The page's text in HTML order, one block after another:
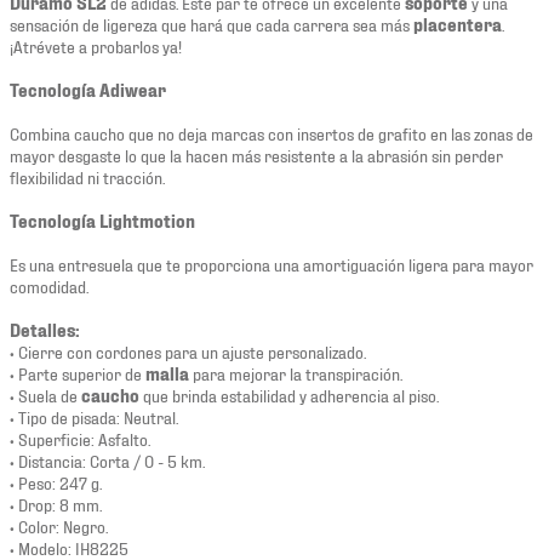
sensación de ligereza que hará que cada carrera sea másplacentera
¡Atrévete a probarlos ya!
Tecnología Adiwear
Combina caucho que no deja marcas con insertos de grafito en las zonas de
mayor desgaste lo que la hacen más resistente a la abrasión sin perder
flexibilidad ni tracción.
Tecnología Lightmotion
Es una entresuela que te proporciona una amortiguación ligera para mayor
comodidad.
Detalles:
• Cierre con cordones para un ajuste personalizado.
• Parte superior de malla para mejorar la transpiración.
• Suela de caucho que brinda estabilidad y adherencia al piso.
• Tipo de pisada: Neutral.
• Superficie: Asfalto.
• Distancia: Corta / 0 - 5 km.
• Peso: 247 g.
• Drop: 8 mm.
• Color: Negro.
• Modelo: IH8225